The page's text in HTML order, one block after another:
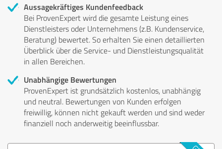
Aussagekräftiges Kundenfeedback
Bei ProvenExpert wird die gesamte Leistung eines
Dienstleisters oder Unternehmens (z.B. Kundenservice,
Beratung) bewertet. So erhalten Sie einen detaillierten
Überblick über die Service- und Dienstleistungsqualität
in allen Bereichen.
Unabhängige Bewertungen
ProvenExpert ist grundsätzlich kostenlos, unabhängig
und neutral. Bewertungen von Kunden erfolgen
freiwillig, können nicht gekauft werden und sind weder
finanziell noch anderweitig beeinflussbar.